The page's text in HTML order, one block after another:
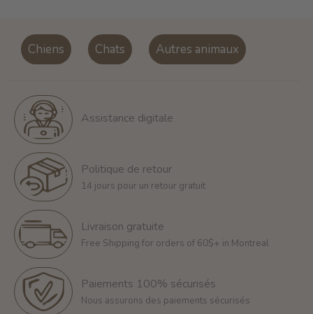
Chiens Chats Autres animaux
Assistance digitale
Politique de retour
14 jours pour un retour gratuit
Livraison gratuite
Free Shipping for orders of 60$+ in Montreal
Paiements 100% sécurisés
Nous assurons des paiements sécurisés